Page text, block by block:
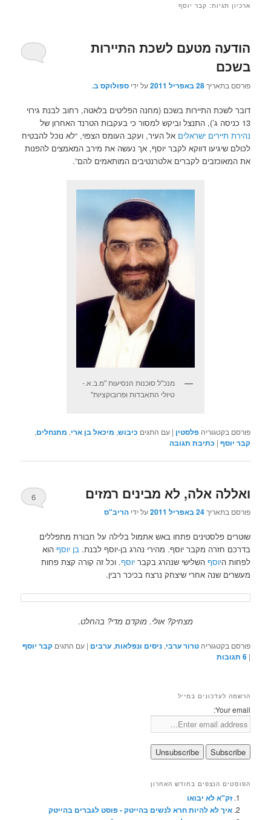
ארכיון תגיות: קבר יוסף
הודעה מטעם לשכת התיירות
בשכם
פורסם בתאריך28 באפריל 2011 על ידיספולוקס ב.
דובר לשכת התיירות בשכם (מחנה הפליטים בלאטה, רחוב לבנת גירוי
13 כניסה ג’), התנצל וביקש למסור כי בעקבות הטרנד האחרון של
נהירת תיירים ישראלים אל העיר, ועקב העומס הצפוי, “לא נוכל להבטיח
לכולם שיגיעו דווקא לקבר יוסף, אך נעשה את מירב המאמצים להפנות
את המאוכזבים לקברים אלטרנטיבים המותאמים להם”.
מנכ"ל סוכנות הנסיעות "מ.ב.א.-
טיולי התאבדות ופרובוקציות"
פורסם בקטגוריה פלסטין |עם התגים כיבוש, מיכאל בן ארי, מתנחלים,
קבר יוסף | כתיבת תגובה
ואללה אלה, לא מבינים רמזים
פורסם בתאריך24 באפריל 2011 על ידיהריב"ס
6
שוטרים פלסטינים פתחו באש אתמול בלילה על חבורת מתפללים
בדרכם חזרה מקבר יוסף. מהירי נהרג בן-יוסף לבנת.בן יוסף הוא
לפחות היוסף השלישי שנהרג בקבריוסף. וכל זה קורה קצת פחות
מעשרים שנה אחרי שיצחק נרצח בכיכר רבין.
מצחיק? אולי. מוקדם מדי? בהחלט.
פורסם בקטגוריה טרור ערבי,ניסים ונפלאות,ערבים |עם התגים קבר יוסף
|
6 תגובות
הרשמה לעדכונים במייל
Your email:
הפוסטים הנצפים בחודש האחרון
זק"א לא יבואו
איך לא להיות חרא לנשים בהייטק - פוסט לגברים בהייטק